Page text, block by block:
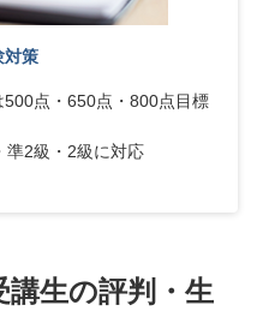
対策
点・650点・800点目標
準2級・2級に対応
生の評判・生